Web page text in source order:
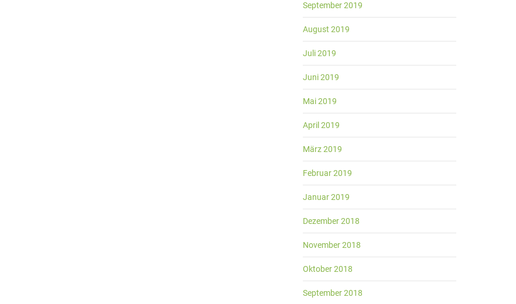
September 2019
August 2019
Juli 2019
Juni 2019
Mai 2019
April 2019
März 2019
Februar 2019
Januar 2019
Dezember 2018
November 2018
Oktober 2018
September 2018